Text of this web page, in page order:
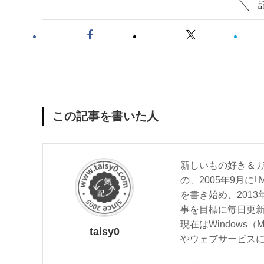
この記事を書いた人
taisy0
新しいもの好き＆
の、2005年9月に｢
を書き始め、2013
事を目標に毎日更
現在はWindows（
やウェブサービス